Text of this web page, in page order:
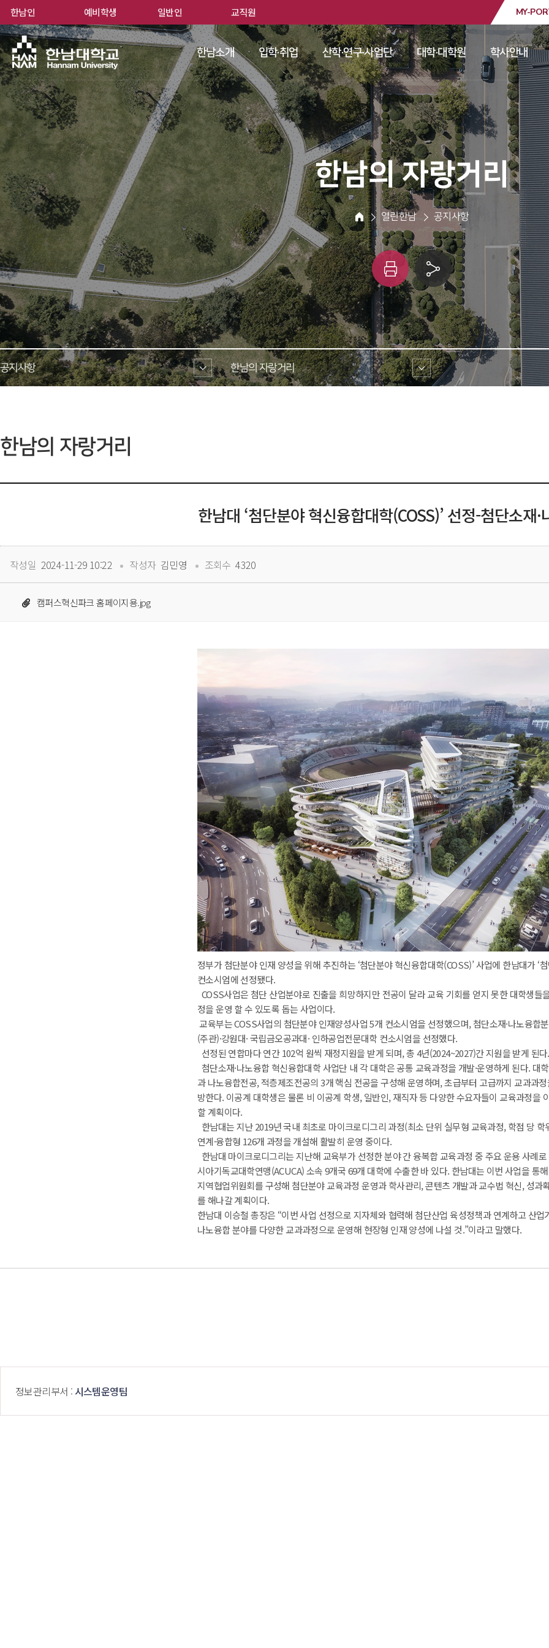
한남대학교
MY-
한남소개 입학·취업 산학·연구·사업단 대학·대학원 학사안내
한남의 자랑거리
HOME
열린한남 공지사항
쇄
링
크
공유
공지사항 한남의 자랑거리
한남의 자랑거리
한남대 ‘첨단분야 혁신융합대학(COSS)’ 선정-첨단소재
작성일 2024-11-29 10:22 작성자 김민영 조회수 4320
캠퍼스혁신파크 홈페이지용.jpg
정부가 첨단분야 인재 양성을 위해 추진하는 ‘첨단분야 혁신융합대학(COSS)’ 사업에 한남대가 ‘
컨소시엄에 선정됐다.
COSS사업은 첨단 산업분야로 진출을 희망하지만 전공이 달라 교육 기회를 얻지 못한 대학생들
정을 운영 할 수 있도록 돕는 사업이다.
교육부는 COSS사업의 첨단분야 인재양성사업 5개 컨소시엄을 선정했으며, 첨단소재·나노융합
(주관)·강원대· 국립금오공과대· 인하공업전문대학 컨소시엄을 선정했다.
선정된 연합마다 연간 102억 원씩 재정지원을 받게 되며, 총 4년(2024~2027)간 지원을 받게 된다.
첨단소재·나노융합 혁신융합대학 사업단 내 각 대학은 공통 교육과정을 개발·운영하게 된다. 대
과 나노융합전공, 적층제조전공의 3개 핵심 전공을 구성해 운영하며, 초급부터 고급까지 교과과
방한다. 이공계 대학생은 물론 비 이공계 학생, 일반인, 재직자 등 다양한 수요자들이 교육과정을
할 계획이다.
한남대는 지난 2019년 국내 최초로 마이크로디그리 과정(최소 단위 실무형 교육과정, 학점 당 학
연계·융합형 126개 과정을 개설해 활발히 운영 중이다.
한남대 마이크로디그리는 지난해 교육부가 선정한 분야 간 융복합 교육과정 중 주요 운용 사례
시아기독교대학연맹(ACUCA) 소속 9개국 69개 대학에 수출한 바 있다. 한남대는 이번 사업을 통
지역협업위원회를 구성해 첨단분야 교육과정 운영과 학사관리, 콘텐츠 개발과 교수법 혁신, 성과
를 해나갈 계획이다.
한남대 이승철 총장은 “이번 사업 선정으로 지자체와 협력해 첨단산업 육성정책과 연계하고 산업
나노융합 분야를 다양한 교과과정으로 운영해 현장형 인재 양성에 나설 것.”이라고 말했다.
정보관리부서 : 시스템운영팀
한남인 예비학생 일반인 교직원